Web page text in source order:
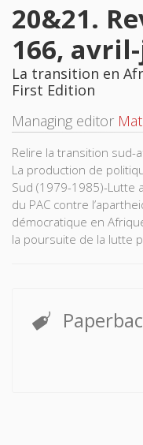
20&21.
166,
La transition en
First Edition
Managing editor
Relire la transition sud-
La production de
Sud (1979-1985)-Lutte
du PAC contre
démocratique en
la poursuite de la lutte